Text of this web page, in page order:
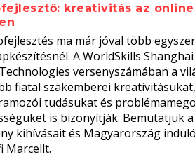
készíts ATS-barát
Erika |2026. augusztus. 5.| Munka
mire használják
Mónika |2026. augusztus. 4.| Kvíz
sikerült az egyetemi
Erika |2026. augusztus. 4.| Iskolák
verseny
világversenyt...
Szerzek | 2026. augusztus. 3.| Mi
kreativitás az online
ma már jóval több
A WorldSkills
versenyszámában a
fiatal szakemberei kreativitásukat,
tudásukat és
is bizonyítják. Bemutatjuk a
kihívásait és Magyarország
Marcellt.